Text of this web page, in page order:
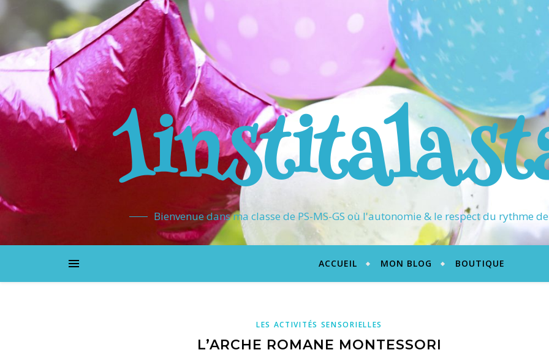
Bienvenue dans ma classe de PS-MS-GS où l'autonomie & le respect du rythme
ACCUEIL MON BLOG BOUTIQUE
LES ACTIVITÉS SENSORIELLES
L’ARCHE ROMANE MONTESSORI